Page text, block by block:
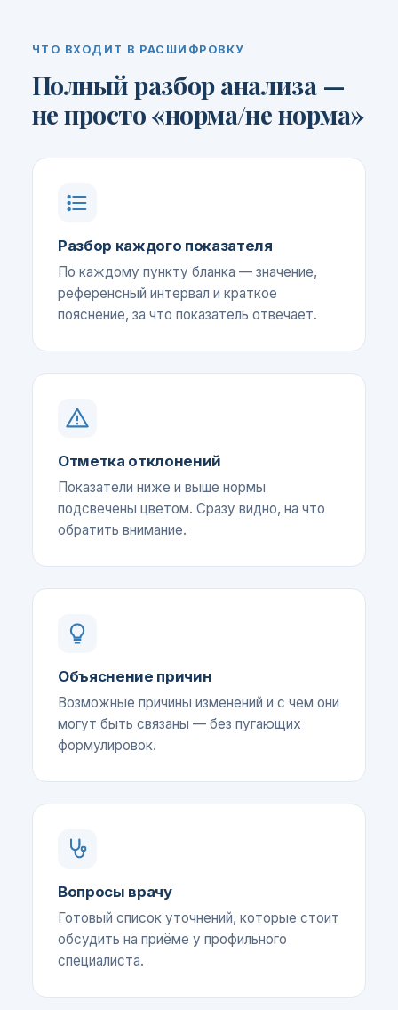
ЧТО ВХОДИТ В РАСШИФРОВКУ
Полный разбор анализа —
не просто «норма/не норма»
Разбор каждого показателя
По каждому пункту бланка — значение,
референсный интервал и краткое
пояснение, за что показатель отвечает.
Отметка отклонений
Показатели ниже и выше нормы
подсвечены цветом. Сразу видно, на что
обратить внимание.
Объяснение причин
Возможные причины изменений и с чем они
могут быть связаны — без пугающих
формулировок.
Вопросы врачу
Готовый список уточнений, которые стоит
обсудить на приёме у профильного
специалиста.